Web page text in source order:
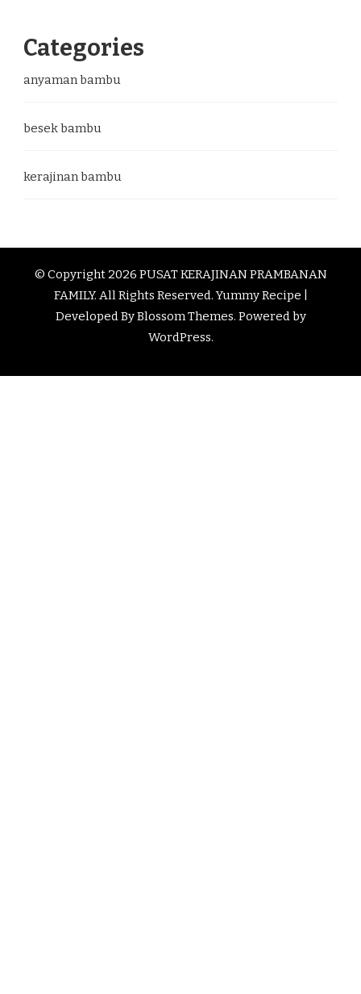
Categories
anyaman bambu
besek bambu
kerajinan bambu
© Copyright 2026 PUSAT KERAJINAN PRAMBANAN
FAMILY. All Rights Reserved.Yummy Recipe |
Developed ByBlossom Themes. Powered by
WordPress.